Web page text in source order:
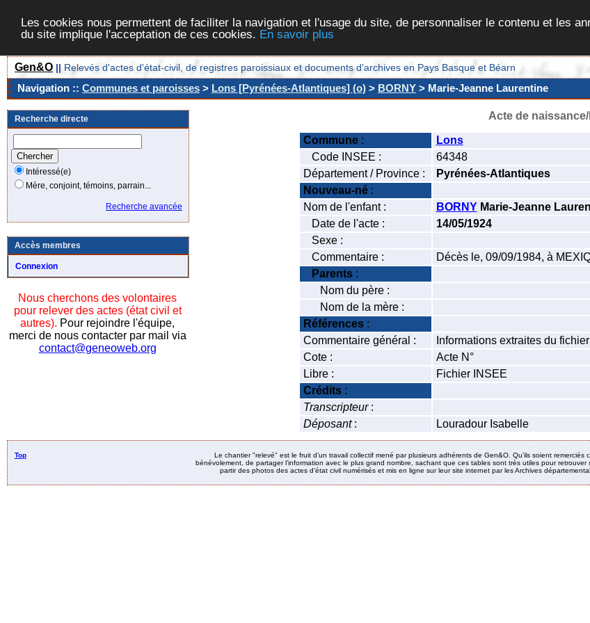
Les cookies nous permettent de faciliter la navigation et l'usage du site, de personnaliser le contenu et les
du site implique l'acceptation de ces cookies. En savoir plus
Gen&O || Relevés d'actes d'état-civil, de registres paroissiaux et documents d'archives en Pays Basque et Béarn
Navigation :: Communes et paroisses > Lons [Pyrénées-Atlantiques] (o) > BORNY > Marie-Jeanne Laurentine
Recherche directe
Intéressé(e)
Mère, conjoint, témoins, parrain...
Recherche avancée
Accès membres
Connexion
Nous cherchons des volontaires
pour relever des actes (état civil et
autres). Pour rejoindre l'équipe,
merci de nous contacter par mail via
contact@geneoweb.org
Acte de
Commune:
Lons
Code INSEE :
64348
Département / Province :
Pyrénées-Atlantiques
Nouveau-né:
Nom de l'enfant :
BORNY Marie-Jeanne
Date de l'acte :
14/05/1924
Sexe :
Commentaire :
Décès le, 09/09/1984, à
Parents:
Nom du père :
Nom de la mère :
Références:
Commentaire général :
Informations extraites du
Cote :
Acte N°
Libre :
Fichier INSEE
Crédits:
Transcripteur:
Déposant: Louradour Isabelle
Top
Le chantier "relevé" est le fruit d’un travail collectif mené par plusieurs adhérents de Gen&O. Qu’ils soient remerciés
bénévolement, de partager l’information avec le plus grand nombre, sachant que ces tables sont très utiles pour
partir des photos des actes d’état civil numérisés et mis en ligne sur leur site internet par les Archives